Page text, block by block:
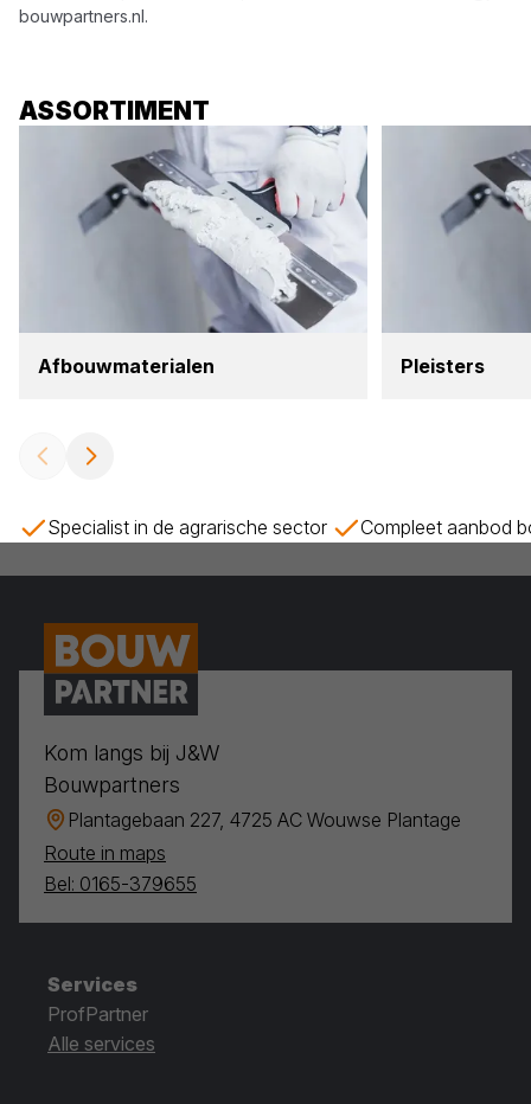
bouwpartners.nl.
ASSORTIMENT
Afbouw­ma­te­ri­a­len Pleis­ters
Specialist in de agrarische sector Compleet aanbod
Kom langs bij J&W
Bouwpartners
Plantagebaan 227, 4725 AC Wouwse Plantage
Route in maps
Bel: 0165-379655
Services
ProfPartner
Alle services